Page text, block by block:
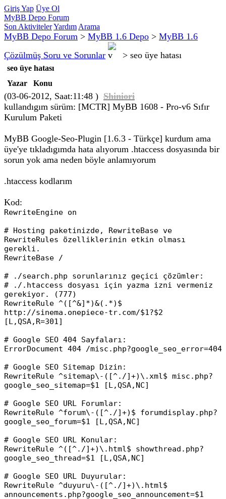
Giriş Yap Üye Ol
MyBB Depo Forum
Son AktivitelerYardım Arama
MyBB Depo Forum > MyBB 1.6 Depo > MyBB 1.6
Çözülmüş Soru ve Sorunlar
> seo üye hatası
seo üye hatası
Yazar
Konu
(03-06-2012, Saat:11:48 ) Shiniori
kullandıgım sürüm: [MCTR] MyBB 1608 - Pro-v6 Sıfır
Kurulum Paketi
MyBB Google-Seo-Plugin [1.6.3 - Türkçe] kurdum ama
üye'ye tıkladıgımda hata alıyorum .htaccess dosyasında bir
sorun yok ama neden böyle anlamıyorum
.htaccess kodlarım
Kod:
RewriteEngine on
# Hosting paketinizde, RewriteBase ve
RewriteRules özelliklerinin etkin olması
gerekli.
RewriteBase /
# ./search.php sorunlarınız geçici çözümler:
# ./.htaccess dosyası için yazma izni vermeniz
gerekiyor. (777)
RewriteRule ^([^&]*)&(.*)$
http://sinema.onepiece-tr.com/$1?$2
[L,QSA,R=301]
# Google SEO 404 Sayfaları:
ErrorDocument 404 /misc.php?google_seo_error=404
# Google SEO Sitemap Dizin:
RewriteRule ^sitemap\-([^./]+)\.xml$ misc.php?
google_seo_sitemap=$1 [L,QSA,NC]
# Google SEO URL Forumlar:
RewriteRule ^forum\-([^./]+)$ forumdisplay.php?
google_seo_forum=$1 [L,QSA,NC]
# Google SEO URL Konular:
RewriteRule ^([^./]+)\.html$ showthread.php?
google_seo_thread=$1 [L,QSA,NC]
# Google SEO URL Duyurular:
RewriteRule ^duyuru\-([^./]+)\.html$
announcements.php?google_seo_announcement=$1